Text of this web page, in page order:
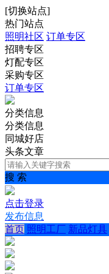
[切换站点]
热门站点
照明社区 订单专区
招聘专区
灯配专区
采购专区
订单专区
分类信息
分类信息
同城好店
头条文章
搜 索
点击登录
发布信息
首页 照明工厂 新品灯具